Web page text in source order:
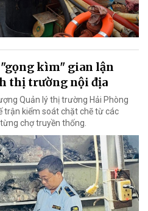
kìm" gian lận
thị trường nội địa
Quản lý thị trường Hải Phòng
trận kiểm soát chặt chẽ từ các
chợ truyền thống.